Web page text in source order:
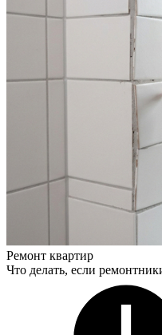
Ремонт квартир
Что делать, если